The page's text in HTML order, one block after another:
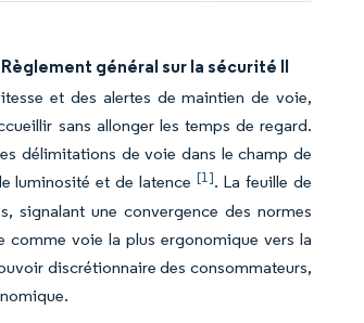
général sur la sécurité II
et des alertes de maintien de voie,
sans allonger les temps de regard.
délimitations de voie dans le champ de
luminosité et de latence [1]. La feuille de
signalant une convergence des normes
voie la plus ergonomique vers la
discrétionnaire des consommateurs,